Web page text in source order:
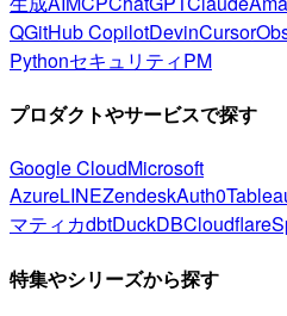
QGitHub CopilotDevinCursor
PythonセキュリティPM
プロダクトやサービスで探す
Google CloudMicrosoft
AzureLINEZendeskAuth0
マティカdbtDuckDBCloudflare
特集やシリーズから探す